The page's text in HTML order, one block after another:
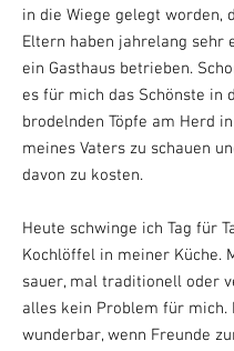
in die Wiege gelegt worden,
Eltern haben jahrelang sehr
ein Gasthaus betrieben.
es für mich das Schönste in
brodelnden Töpfe am Herd
meines Vaters zu schauen
davon zu kosten.
Heute schwinge ich Tag für
Kochlöffel in meiner Küche.
sauer, mal traditionell oder
alles kein Problem für mich.
wunderbar, wenn Freunde